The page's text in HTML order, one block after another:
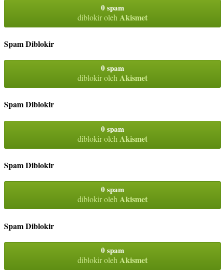
0 spam
diblokir oleh Akismet
Spam Diblokir
0 spam
diblokir olehAkismet
Spam Diblokir
0 spam
diblokir oleh Akismet
Spam Diblokir
0 spam
diblokir olehAkismet
Spam Diblokir
0 spam
diblokir oleh Akismet